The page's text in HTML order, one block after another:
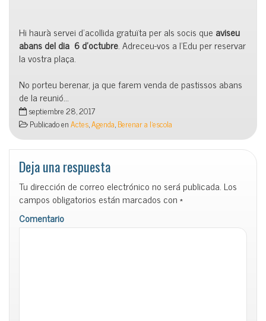
Hi haurà servei d’acollida gratuïta per als socis que aviseu
abans del dia 6 d’octubre. Adreceu-vos a l’Edu per reservar
la vostra plaça.
No porteu berenar, ja que farem venda de pastissos abans
de la reunió…
septiembre 28, 2017
Publicado enActes,Agenda,Berenar a l'escola
Deja una respuesta
Tu dirección de correo electrónico no será publicada. Los
campos obligatorios están marcados con*
Comentario